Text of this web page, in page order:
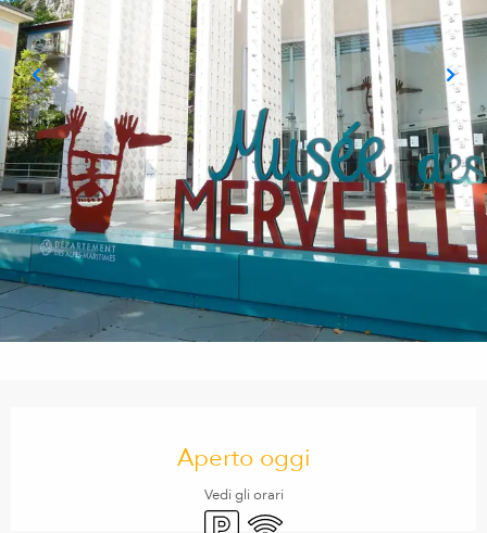
Aperto oggi
Vedi gli orari
Parcheggio
Wi-Fi